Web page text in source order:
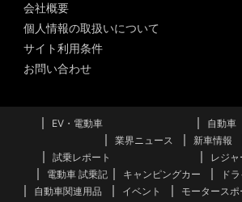
会社概要
個人情報の取扱いについて
サイト利用条件
お問い合わせ
EV・電動車
自動車
業界ニュース
新車情報
試乗レポート
電動車 試乗記
レジャ
キャンピングカー
ド
自動車関連用品
イベント モータースポ